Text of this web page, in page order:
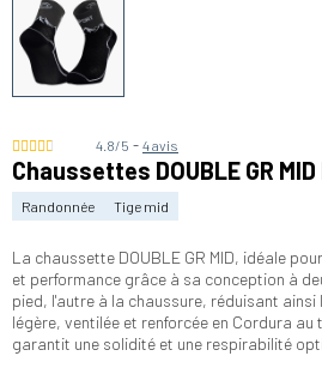
4.8/5 - 4 avis
Chaussettes DOUBLE GR
Randonnée Tige mid
La chaussette DOUBLE GR MID, idéale
et performance grâce à sa conception à
pied, l'autre à la chaussure, réduisant
légère, ventilée et renforcée en Cordura
garantit une solidité et une respirabilité